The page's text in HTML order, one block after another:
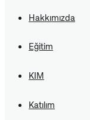
Hakkımızda
Eğitim
KIM
Katılım